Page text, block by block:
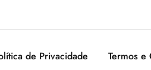
de Privacidade Termos e